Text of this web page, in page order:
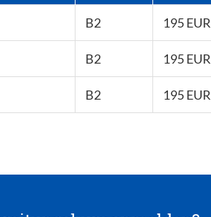
B2 195 EUR
B2 195 EUR
B2 195 EUR